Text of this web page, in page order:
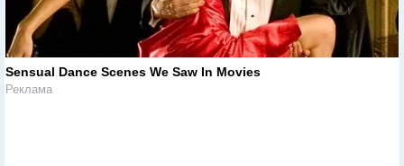
Sensual Dance Scenes We Saw In Movies
Реклама